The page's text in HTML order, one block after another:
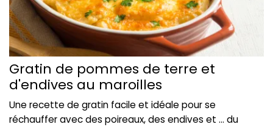
Gratin de pommes de terre et
d'endives au maroilles
Une recette de gratin facile et idéale pour se
réchauffer avec des poireaux, des endives et ... du